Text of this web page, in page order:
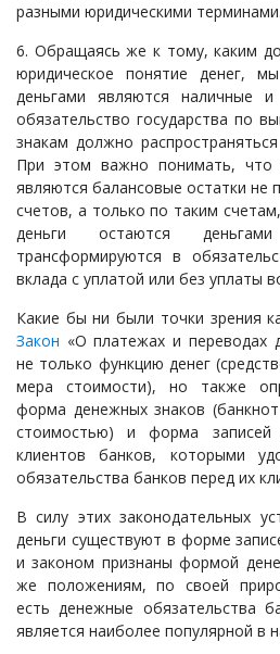
разными юридическими терминами.
6. Обращаясь же к тому, каким
юридическое понятие денег,
деньгами являются наличные
обязательство государства по
знакам должно
При этом важно понимать, что
являются балансовые остатки не
счетов, а только по таким
деньги остаются
трансформируются в
вклада с уплатой или без уплаты
Какие бы ни были точки зрения
Закон «О платежах и переводах
не только функцию денег
мера стоимости), но также
форма денежных знаков
стоимостью) и форма записей
клиентов банков, которыми
обязательства банков перед их
В силу этих законодательных
деньги существуют в форме
и законом признаны формой
же положениям, по своей
есть денежные обязательства
является наиболее популярной в